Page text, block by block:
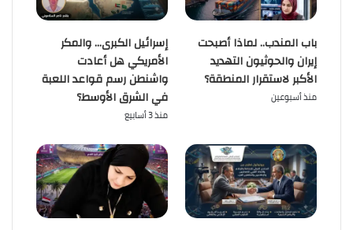
باب المندب.. لماذا أصبحت
إيران والحوثيون التهديد
الأكبر لاستقرار المنطقة؟
منذ أسبوعين
إسرائيل الكبرى… والمكر
الأمريكي هل أعادت
واشنطن رسم قواعد اللعبة
في الشرق الأوسط؟
منذ 3 أسابيع